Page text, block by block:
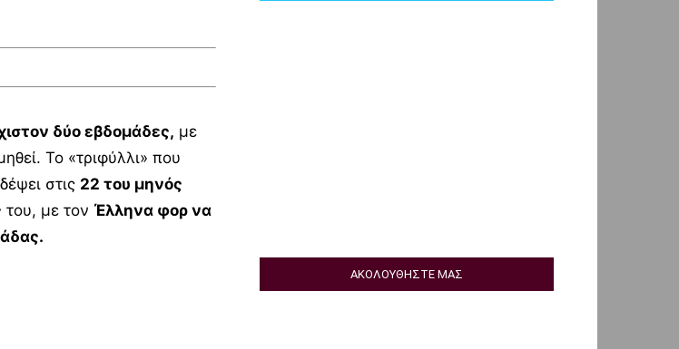
δύο εβδομάδες, με
Το «τριφύλλι» που
στις 22 του μηνός
του, με τον Έλληνα φορ να
ΑΚΟΛΟΥΘΗΣΤΕ ΜΑΣ